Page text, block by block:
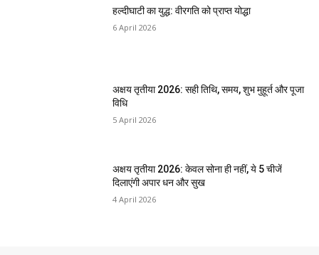
हल्दीघाटी का युद्ध: वीरगति को प्राप्त योद्धा
6 April 2026
अक्षय तृतीया 2026: सही तिथि, समय, शुभ मुहूर्त और पूजा
विधि
5 April 2026
अक्षय तृतीया 2026: केवल सोना ही नहीं, ये 5 चीजें
दिलाएंगी अपार धन और सुख
4 April 2026